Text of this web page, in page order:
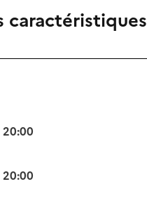
caractéristiques